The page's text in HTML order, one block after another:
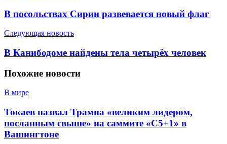
В посольствах Сирии развевается новый флаг
Следующая новость
В Канибодоме найдены тела четырёх человек
Похожие новости
В мире
Токаев назвал Трампа «великим лидером,
посланным свыше» на саммите «C5+1» в
Вашингтоне